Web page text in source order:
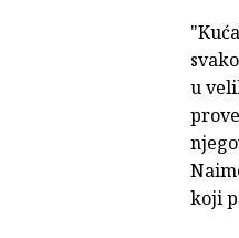
u
koji